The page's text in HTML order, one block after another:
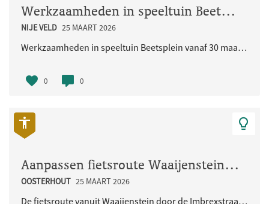
Werkzaamheden in speeltuin Beetsplein vanaf 30 maart 2026
NIJE VELD 25 MAART 2026
Werkzaamheden in speeltuin Beetsplein vanaf 30 maart 2026
0 0
Aanpassen fietsroute Waaijenstein - Imbrexstraat - Terralaan inclusief oversteek busbaan
OOSTERHOUT 25 MAART 2026
De fietsroute vanuit Waaijenstein door de Imbrexstraat naar de Terralaan/busbaan is onduidelijk en..